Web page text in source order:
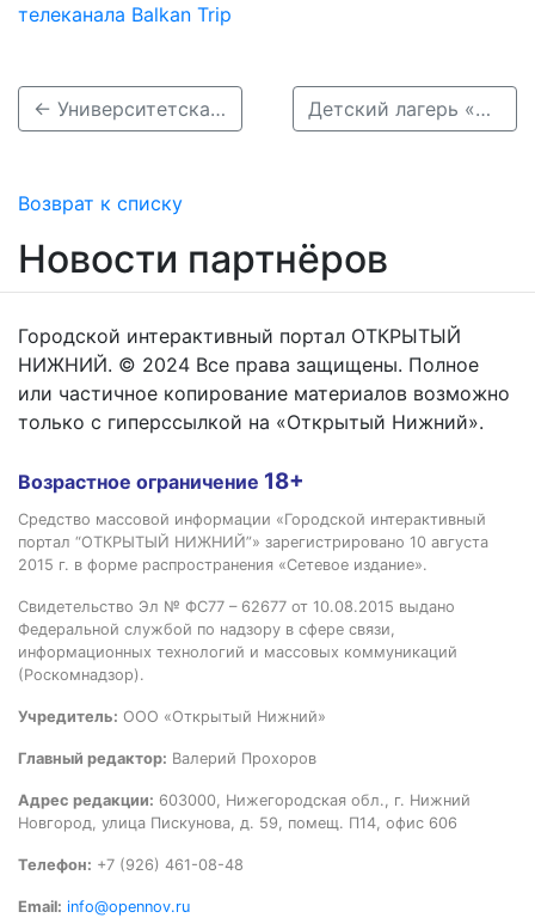
телеканала Balkan Trip
← Университетская клиника ННГУ открыла двери для жителей Нижнего Новгорода и области Детский лагерь «Лесной» из Чкаловского округа признан лучшим в России →
Возврат к списку
Новости партнёров
Городской интерактивный портал ОТКРЫТЫЙ
НИЖНИЙ. © 2024 Все права защищены. Полное
или частичное копирование материалов возможно
только с гиперссылкой на «Открытый Нижний».
Возрастное ограничение 18+
Средство массовой информации «Городской интерактивный
портал “ОТКРЫТЫЙ НИЖНИЙ”» зарегистрировано 10 августа
2015 г. в форме распространения «Сетевое издание».
Свидетельство Эл № ФС77 – 62677 от 10.08.2015 выдано
Федеральной службой по надзору в сфере связи,
информационных технологий и массовых коммуникаций
(Роскомнадзор).
Учредитель: ООО «Открытый Нижний»
Главный редактор: Валерий Прохоров
Адрес редакции: 603000, Нижегородская обл., г. Нижний
Новгород, улица Пискунова, д. 59, помещ. П14, офис 606
Телефон: +7 (926) 461-08-48
Email: info@opennov.ru